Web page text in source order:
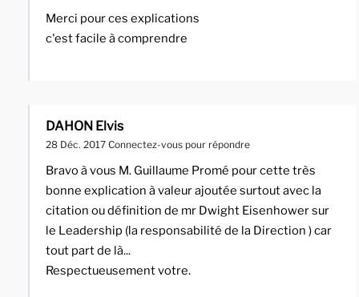
Merci pour ces explications
c'est facile à comprendre
DAHON Elvis
28 Déc. 2017 Connectez-vous pour répondre
Bravo à vous M. Guillaume Promé pour cette très
bonne explication à valeur ajoutée surtout avec la
citation ou définition de mr Dwight Eisenhower sur
le Leadership (la responsabilité de la Direction ) car
tout part de là...
Respectueusement votre.